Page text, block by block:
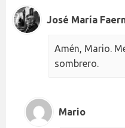
José María
Amén, Mario.
sombrero.
Mario